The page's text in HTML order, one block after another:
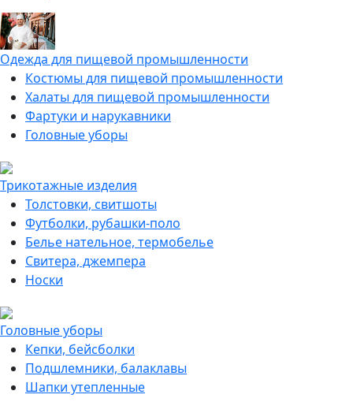
Одежда для пищевой промышленности
Костюмы для пищевой промышленности
Халаты для пищевой промышленности
Фартуки и нарукавники
Головные уборы
Трикотажные изделия
Толстовки, свитшоты
Футболки, рубашки-поло
Белье нательное, термобелье
Свитера, джемпера
Носки
Головные уборы
Кепки, бейсболки
Подшлемники, балаклавы
Шапки утепленные